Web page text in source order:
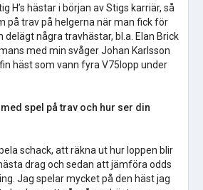
H’s hästar i början av Stigs karriär, så
på trav på helgerna när man fick för
delägt några travhästar, bl.a. Elan Brick
med min svåger Johan Karlsson
häst som vann fyra V75lopp under
spel på trav och hur ser din
schack, att räkna ut hur loppen blir
drag och sedan att jämföra odds
Jag spelar mycket på den häst jag